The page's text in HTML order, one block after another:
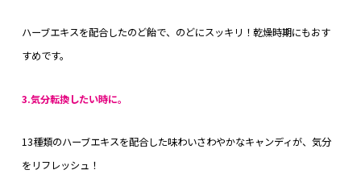
ハーブエキスを配合したのど飴で、のどにスッキリ！乾燥時期にもおす
すめです。
3.気分転換したい時に。
13種類のハーブエキスを配合した味わいさわやかなキャンディが、気分
をリフレッシュ！